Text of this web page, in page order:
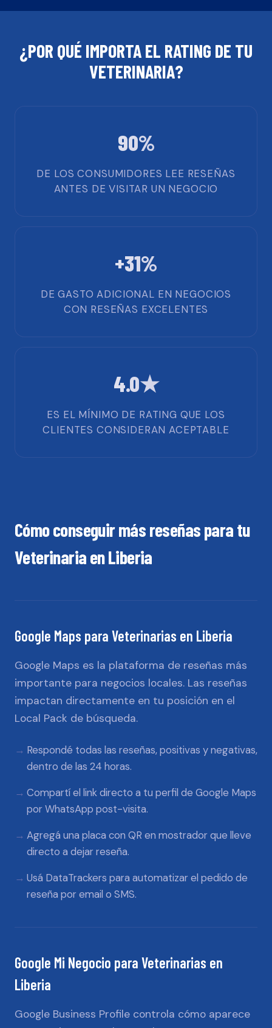
¿POR QUÉ IMPORTA EL RATING DE TU
VETERINARIA?
90%
DE LOS CONSUMIDORES LEE RESEÑAS
ANTES DE VISITAR UN NEGOCIO
+31%
DE GASTO ADICIONAL EN NEGOCIOS
CON RESEÑAS EXCELENTES
4.0★
ES EL MÍNIMO DE RATING QUE LOS
CLIENTES CONSIDERAN ACEPTABLE
Cómo conseguir más reseñas para tu
VeterinariaenLiberia
Google Maps para Veterinarias en Liberia
Google Maps es la plataforma de reseñas más
importante para negocios locales. Las reseñas
impactan directamente en tu posición en el
Local Pack de búsqueda.
Respondé todas las reseñas, positivas y negativas,
dentro de las 24 horas.
Compartí el link directo a tu perfil de Google Maps
por WhatsApp post-visita.
Agregá una placa con QR en mostrador que lleve
directo a dejar reseña.
Usá DataTrackers para automatizar el pedido de
reseña por email o SMS.
Google Mi Negocio para Veterinarias en
Liberia
Google Business Profile controla cómo aparece